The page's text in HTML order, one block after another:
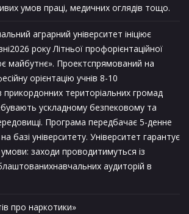
умов праці, медичних оглядів тощо.
аграрний університет ініціює
року Літньої профорієнтаційної
майбутнє». Проектспрямований на
орієнтацію учнів 8-10
прикордонних територіальних громад
ускладному безпековому та
Програма передбачає 5-денне
базі університету. Університет гарантує
заходи проводитимуться із
аудиторій в
про наркотики»